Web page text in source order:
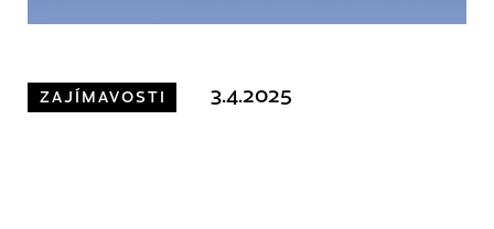
ZAJÍMAVOSTI 3.4.2025